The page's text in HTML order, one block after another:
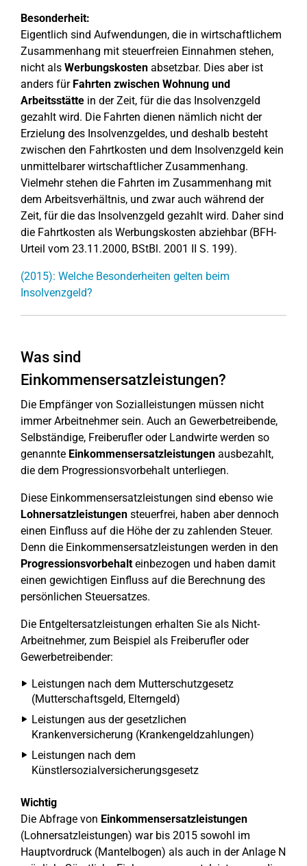
Besonderheit:
Eigentlich sind Aufwendungen, die in wirtschaftlichem
Zusammenhang mit steuerfreien Einnahmen stehen,
nicht als Werbungskosten absetzbar. Dies aber ist
anders für Fahrten zwischen Wohnung und
Arbeitsstätte in der Zeit, für die das Insolvenzgeld
gezahlt wird. Die Fahrten dienen nämlich nicht der
Erzielung des Insolvenzgeldes, und deshalb besteht
zwischen den Fahrtkosten und dem Insolvenzgeld kein
unmittelbarer wirtschaftlicher Zusammenhang.
Vielmehr stehen die Fahrten im Zusammenhang mit
dem Arbeitsverhältnis, und zwar auch während der
Zeit, für die das Insolvenzgeld gezahlt wird. Daher sind
die Fahrtkosten als Werbungskosten abziehbar (BFH-
Urteil vom 23.11.2000, BStBl. 2001 II S. 199).
(2015): Welche Besonderheiten gelten beim
Insolvenzgeld?
Was sind
Einkommensersatzleistungen?
Die Empfänger von Sozialleistungen müssen nicht
immer Arbeitnehmer sein. Auch an Gewerbetreibende,
Selbständige, Freiberufler oder Landwirte werden so
genannte Einkommensersatzleistungen ausbezahlt,
die dem Progressionsvorbehalt unterliegen.
Diese Einkommensersatzleistungen sind ebenso wie
Lohnersatzleistungen steuerfrei, haben aber dennoch
einen Einfluss auf die Höhe der zu zahlenden Steuer.
Denn die Einkommensersatzleistungen werden in den
Progressionsvorbehalteinbezogen und haben damit
einen gewichtigen Einfluss auf die Berechnung des
persönlichen Steuersatzes.
Die Entgeltersatzleistungen erhalten Sie als Nicht-
Arbeitnehmer, zum Beispiel als Freiberufler oder
Gewerbetreibender:
Leistungen nach dem Mutterschutzgesetz
(Mutterschaftsgeld, Elterngeld)
Leistungen aus der gesetzlichen
Krankenversicherung (Krankengeldzahlungen)
Leistungen nach dem
Künstlersozialversicherungsgesetz
Wichtig
Die Abfrage von Einkommensersatzleistungen
(Lohnersatzleistungen) war bis 2015 sowohl im
Hauptvordruck (Mantelbogen) als auch in der Anlage N